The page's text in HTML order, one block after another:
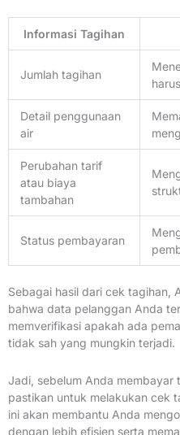
Informasi Tagihan
Jumlah tagihan
Detail penggunaan
air
Perubahan tarif
atau biaya
tambahan
Status pembayaran
Sebagai hasil dari cek tagihan,
bahwa data pelanggan Anda
memverifikasi apakah ada
tidak sah yang mungkin terjadi.
Jadi, sebelum Anda membayar
pastikan untuk melakukan cek
ini akan membantu Anda
dengan lebih efisien serta